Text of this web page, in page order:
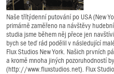
Naše třítýdenní putování po USA (New
primárně zaměřeno na návštěvy
studia jsme během něj přece jen
bych se teď rád podělil v následující
Flux Studios New York. Našich prvních
a kromě mnoha jiných pozoruhodností
(http://www.fluxstudios.net). Flux